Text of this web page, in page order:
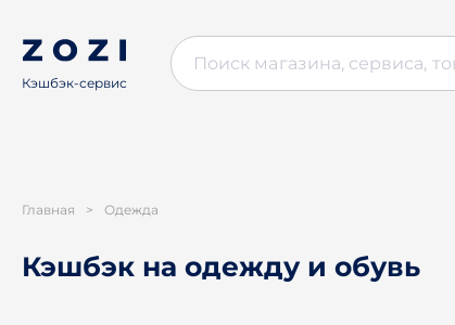
Кэшбэк-сервис
Главная > Одежда
Кэшбэк на одежду и обувь